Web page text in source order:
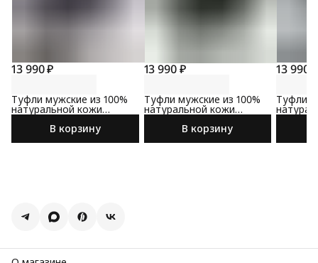
13 990 ₽
Туфли мужские из 100%
натуральной кожи
коричневого цвета
В корзину
13 990 ₽
Туфли мужские из 100%
натуральной кожи
черного цвета
В корзину
13 990 ₽
Туфли